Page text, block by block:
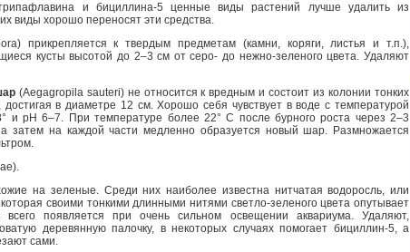
и бициллина-5 ценные виды растений лучше удалить из
виды хорошо переносят эти средства.
прикрепляется к твердым предметам (камни, коряги, листья и т.п.),
кусты высотой до 2–3 см от серо- до нежно-зеленого цвета. Удаляют
(Aegagropila sauteri) не относится к вредным и состоит из колонии тонких
достигая в диаметре 12 см. Хорошо себя чувствует в воде с температурой
и рН 6–7. При температуре более 22° С после бурного роста через 2–3
затем на каждой части медленно образуется новый шар. Размножается
на зеленые. Среди них наиболее известна нитчатая водоросль, или
своими тонкими длинными нитями светло-зеленого цвета опутывает
появляется при очень сильном освещении аквариума. Удаляют,
деревянную палочку, в некоторых случаях помогает бициллин-5, а
сами.